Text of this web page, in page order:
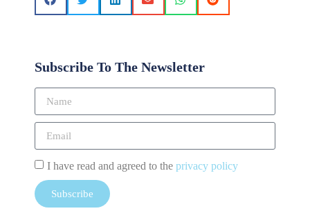
Subscribe To The Newsletter
I have read and agreed to the privacy policy
Subscribe